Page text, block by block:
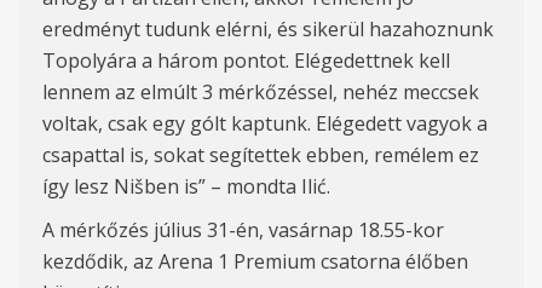
eredményt tudunk elérni, és sikerül hazahoznunk
Topolyára a három pontot. Elégedettnek kell
lennem az elmúlt 3 mérkőzéssel, nehéz meccsek
voltak, csak egy gólt kaptunk. Elégedett vagyok a
csapattal is, sokat segítettek ebben, remélem ez
így lesz Nišben is” – mondta Ilić.
A mérkőzés július 31-én, vasárnap 18.55-kor
kezdődik, az Arena 1 Premium csatorna élőben